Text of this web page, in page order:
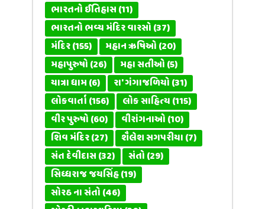
ભારતનો ઈતિહાસ(11)
ભારતનો ભવ્ય મંદિર વારસો(37)
મંદિર(155) મહાન ઋષિઓ(20)
મહાપુરુષો(26) મહા સતીઓ(5)
યાત્રા ધામ(6) રા' ગંગાજળિયો(31)
લોકવાર્તા(156) લોક સાહિત્ય(115)
વીર પુરુષો(60) વીરાંગનાઓ(10)
શિવ મંદિર(27) શૈલેશ સગપરીયા(7)
સંત દેવીદાસ(32) સંતો(29)
સિધ્ધરાજ જયસિંહ(19)
સોરઠ ના સંતો(46)